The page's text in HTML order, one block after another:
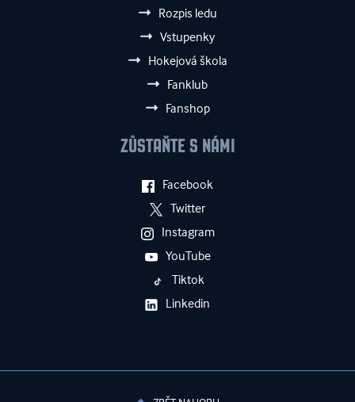
Rozpis ledu
Vstupenky
Hokejová škola
Fanklub
Fanshop
ZŮSTAŇTE S NÁMI
Facebook
Twitter
Instagram
YouTube
Tiktok
Linkedin